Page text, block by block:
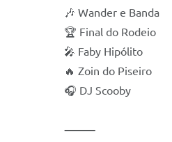
🎶 Wander e Banda
🏆 Final do Rodeio
🎤 Faby Hipólito
🔥 Zoin do Piseiro
🎧 DJ Scooby
⸻